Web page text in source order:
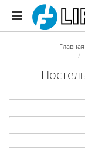
Главная